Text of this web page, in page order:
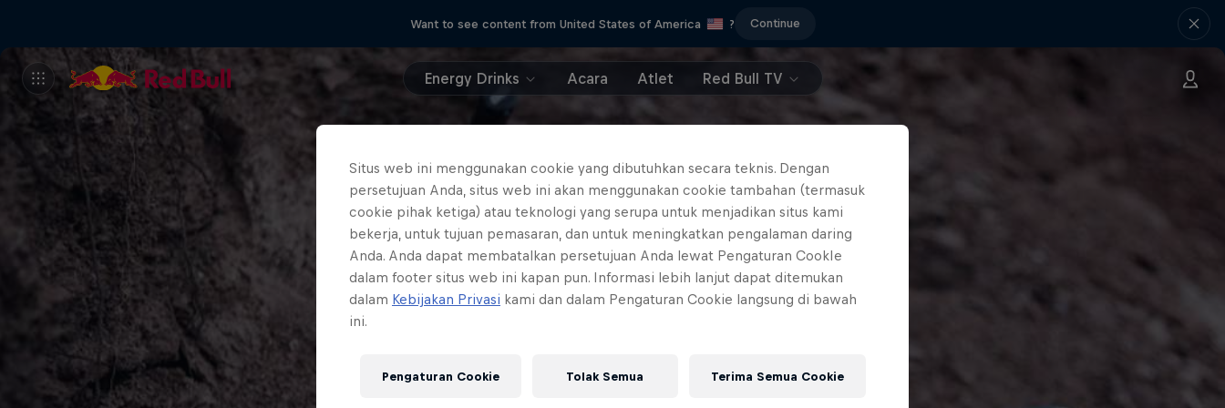
Want to see content from United States of America ? Continue
Energy Drinks Acara Atlet Red Bull TV
Situs web ini menggunakan cookie yang dibutuhkan secara teknis. Dengan
persetujuan Anda, situs web ini akan menggunakan cookie tambahan (termasuk
cookie pihak ketiga) atau teknologi yang serupa untuk menjadikan situs kami
bekerja, untuk tujuan pemasaran, dan untuk meningkatkan pengalaman daring
Anda. Anda dapat membatalkan persetujuan Anda lewat Pengaturan CookIe
dalam footer situs web ini kapan pun. Informasi lebih lanjut dapat ditemukan
dalam Kebijakan Privasi kami dan dalam Pengaturan Cookie langsung di bawah
ini.
Pengaturan Cookie Tolak Semua Terima Semua Cookie